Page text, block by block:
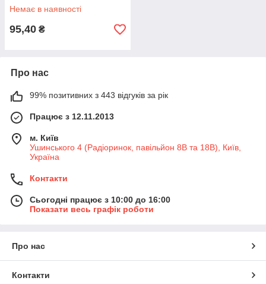
Немає в наявності
95,40 ₴
Про нас
99% позитивних з 443 відгуків за рік
Працює з 12.11.2013
м. Київ
Ушинського 4 (Радіоринок, павільйон 8В та 18В), Київ,
Україна
Контакти
Сьогодні працює з 10:00 до 16:00
Показати весь графік роботи
Про нас
Контакти